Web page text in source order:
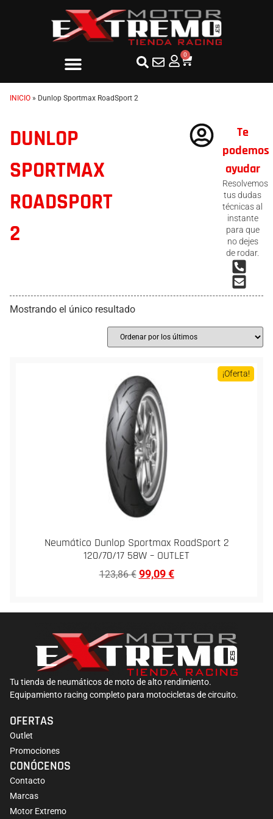
0
INICIO » Dunlop Sportmax RoadSport 2
DUNLOP
SPORTMAX
ROADSPORT
2
Te
podemos
ayudar
Resolvemos
tus dudas
técnicas al
instante
para que
no dejes
de rodar.
Mostrando el único resultado
¡Oferta!
Neumático Dunlop Sportmax RoadSport 2
120/70/17 58W – OUTLET
123,86€ 99,09€
Tu tienda de neumáticos de moto de alto rendimiento.
Equipamiento racing completo para motocicletas de circuito.
OFERTAS
Outlet
Promociones
CONÓCENOS
Contacto
Marcas
Motor Extremo